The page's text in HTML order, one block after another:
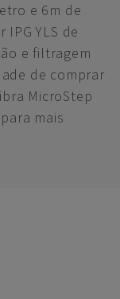
e 6m de
YLS de
e filtragem
de comprar
MicroStep
mais